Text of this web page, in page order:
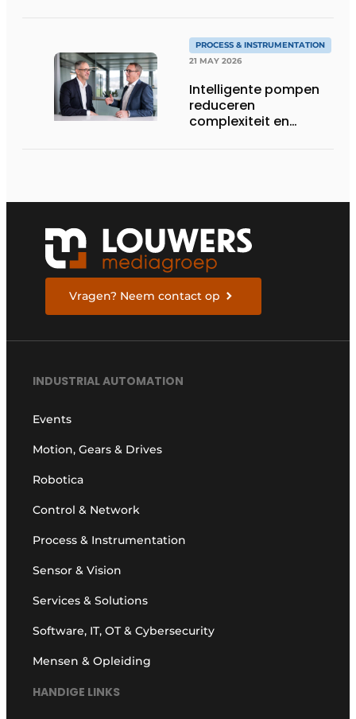
PROCESS & INSTRUMENTATION
21 MAY 2026
Intelligente pompen
reduceren
complexiteit en
Vragen? Neem contact op
INDUSTRIAL AUTOMATION
Events
Motion, Gears & Drives
Robotica
Control & Network
Process & Instrumentation
Sensor & Vision
Services & Solutions
Software, IT, OT & Cybersecurity
Mensen & Opleiding
HANDIGE LINKS